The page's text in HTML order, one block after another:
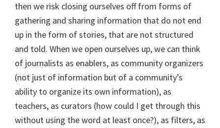
then we risk closing ourselves off from forms of
gathering and sharing information that do not end
up in the form of stories, that are not structured
and told. When we open ourselves up, we can think
of journalists as enablers, as community organizers
(not just of information but of a community’s
ability to organize its own information), as
teachers, as curators (how could I get through this
without using the word at least once?), as filters, as